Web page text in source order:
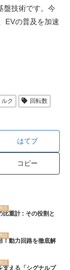
盤技術です。今
EVの普及を加速
ルク
回転数
はてブ
コピー
語
比重計 : その役割と
語
！動力回路を徹底解
語
支える「シグナルプ